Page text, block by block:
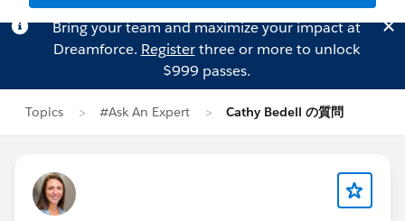
Bring your team and maximize your impact at
Dreamforce. Registerthree or more to unlock
$999 passes.
Topics #Ask An Expert Cathy Bedell の質問